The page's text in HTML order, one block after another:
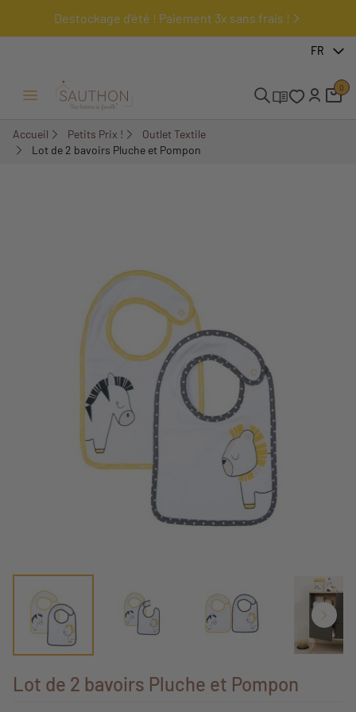
Destockage d'été ! Paiement 3x sans frais !
FR
Ouvrir/Fermer menu
0
Accueil Petits Prix !
Outlet Textile
Lot de 2 bavoirs Pluche et Pompon
Lot de 2 bavoirs Pluche et Pompon